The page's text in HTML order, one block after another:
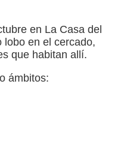
en La Casa del
lobo en el cercado,
que habitan allí.
ámbitos: